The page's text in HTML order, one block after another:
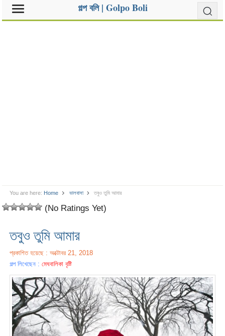
গল্প বলি | Golpo Boli
You are here: Home ভালবাসা তবুও তুমি আমার
(No Ratings Yet)
তবুও তুমি আমার
প্রকাশিত হয়েছে : অক্টোবর 21, 2018
গল্প লিখেছেন :মেঘবালিকা বৃষ্টি